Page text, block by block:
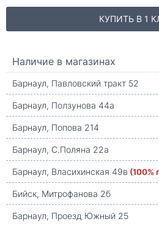
КУПИТЬ В 1
Наличие в магазинах
Барнаул, Павловский тракт 52
Барнаул, Ползунова 44а
Барнаул, Попова 214
Барнаул, С.Поляна 22а
Барнаул, Власихинская 49в (100%
Бийск, Митрофанова 2б
Барнаул, Проезд Южный 25